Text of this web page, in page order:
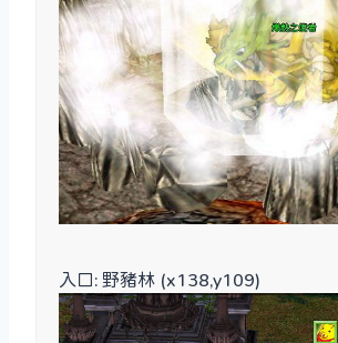
入口: 野豬林 (x138,y109)